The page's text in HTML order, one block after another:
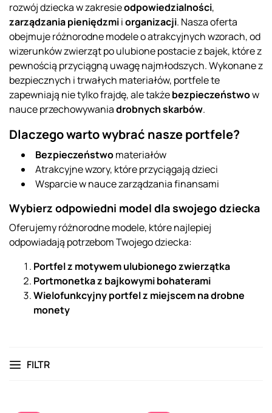
rozwój dziecka w zakresieodpowiedzialności,
zarządzania pieniędzmiiorganizacji. Nasza oferta
obejmuje różnorodne modele o atrakcyjnych wzorach, od
wizerunków zwierząt po ulubione postacie z bajek, które z
pewnością przyciągną uwagę najmłodszych. Wykonane z
bezpiecznych i trwałych materiałów, portfele te
zapewniają nie tylko frajdę, ale takżebezpieczeństwow
nauce przechowywaniadrobnych skarbów.
Dlaczego warto wybrać nasze portfele?
Bezpieczeństwomateriałów
Atrakcyjne wzory, które przyciągają dzieci
Wsparcie w nauce zarządzania finansami
Wybierz odpowiedni model dla swojego dziecka
Oferujemy różnorodne modele, które najlepiej
odpowiadają potrzebom Twojego dziecka:
Portfel z motywem ulubionego zwierzątka
Portmonetka z bajkowymi bohaterami
Wielofunkcyjny portfel z miejscem na drobne
monety
FILTR